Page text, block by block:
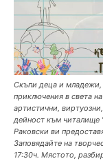
Скъпи деца и младежи,
приключения в света
артистични,
дейност към читалище
Раковски ви
Заповядайте на
17:30ч. Мястото,